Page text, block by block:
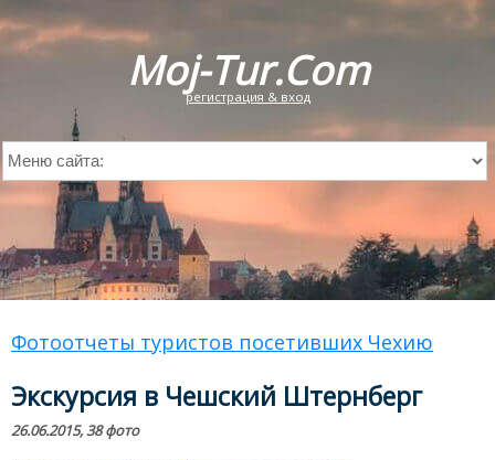
Moj-Tur.Com
регистрация & вход
Фотоотчеты туристов посетивших Чехию
Экскурсия в Чешский Штернберг
26.06.2015, 38 фото